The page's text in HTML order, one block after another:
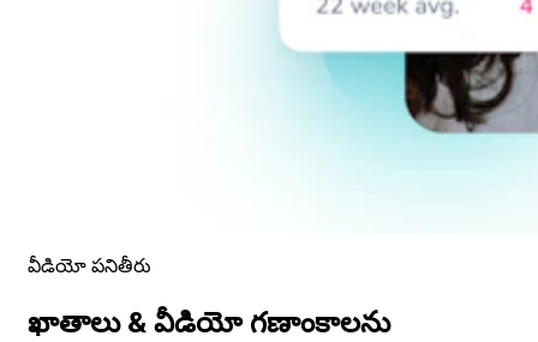
వీడియో పనితీరు
ఖాతాలు & వీడియో గణాంకాలను